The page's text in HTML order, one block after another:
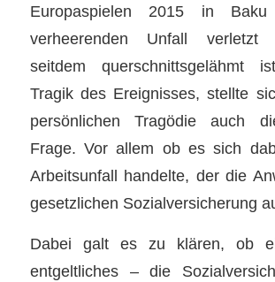
Europaspielen 2015 in
verheerenden Unfall
seitdem querschnittsgelähmt
Tragik des Ereignisses, stellte
persönlichen Tragödie auch
Frage. Vor allem ob es sich
Arbeitsunfall handelte, der die
gesetzlichen Sozialversicherung
Dabei galt es zu klären, ob
entgeltliches – die